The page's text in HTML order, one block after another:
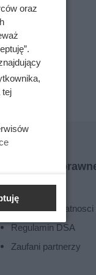
Informacje
Polityka prywatnosci
Regulamin DSA
Zaufani partnerzy
oraz
tej